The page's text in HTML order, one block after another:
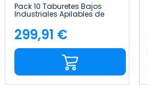
Pack 10 Taburetes Bajos
Industriales Apilables de
Acero y Madera
38x38x46cm Thinia Home
Precio
299,91 €